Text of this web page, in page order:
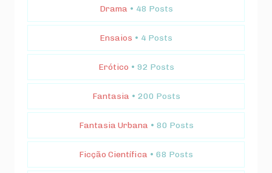
Drama • 48 Posts
Ensaios • 4 Posts
Erótico • 92 Posts
Fantasia • 200 Posts
Fantasia Urbana • 80 Posts
Ficção Científica • 68 Posts